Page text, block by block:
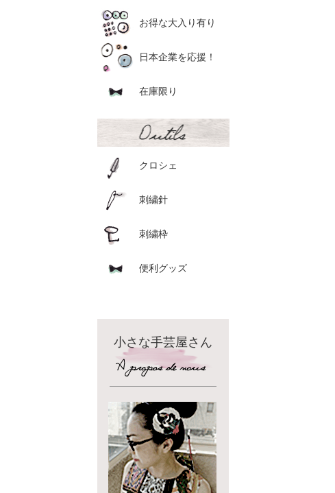
お得な大入り有り
日本企業を応援！
在庫限り
クロシェ
刺繍針
刺繍枠
便利グッズ
小さな手芸屋さん